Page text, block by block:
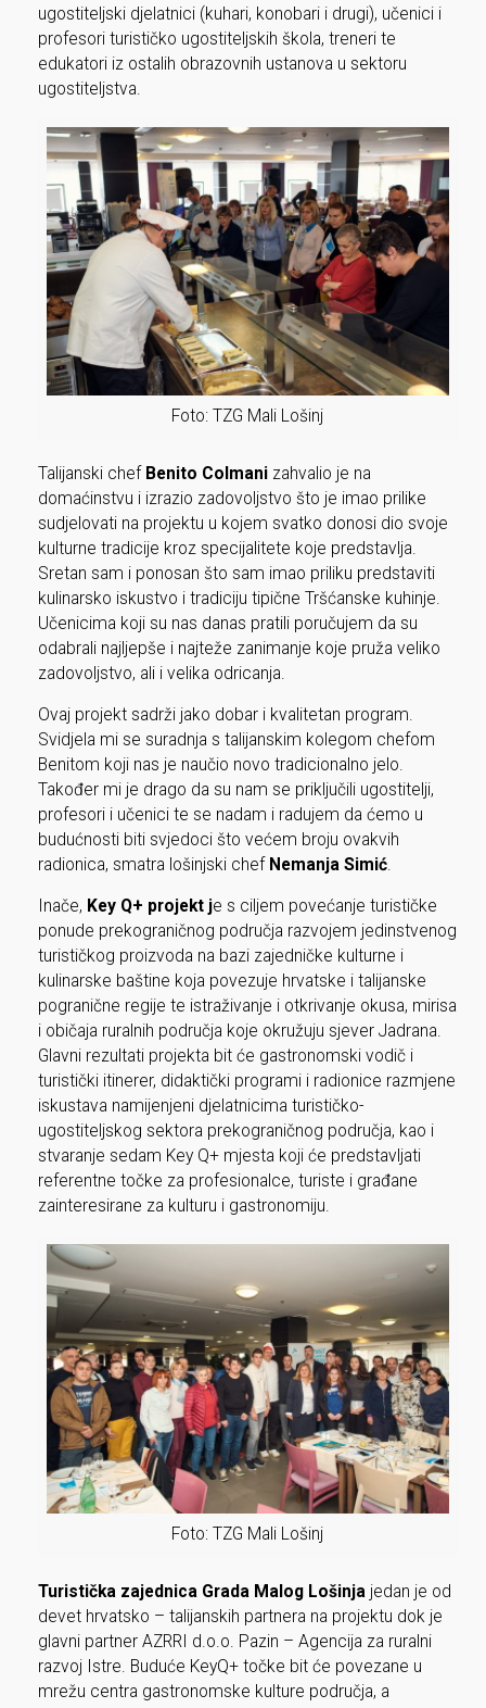
ugostiteljski djelatnici (kuhari, konobari i drugi), učenici i
profesori turističko ugostiteljskih škola, treneri te
edukatori iz ostalih obrazovnih ustanova u sektoru
ugostiteljstva.
Foto: TZG Mali Lošinj
Talijanski chef Benito Colmanizahvalio je na
domaćinstvu i izrazio zadovoljstvo što je imao prilike
sudjelovati na projektu u kojem svatko donosi dio svoje
kulturne tradicije kroz specijalitete koje predstavlja.
Sretan sam i ponosan što sam imao priliku predstaviti
kulinarsko iskustvo i tradiciju tipične Tršćanske kuhinje.
Učenicima koji su nas danas pratili poručujem da su
odabrali najljepše i najteže zanimanje koje pruža veliko
zadovoljstvo, ali i velika odricanja.
Ovaj projekt sadrži jako dobar i kvalitetan program.
Svidjela mi se suradnja s talijanskim kolegom chefom
Benitom koji nas je naučio novo tradicionalno jelo.
Također mi je drago da su nam se priključili ugostitelji,
profesori i učenici te se nadam i radujem da ćemo u
budućnosti biti svjedoci što većem broju ovakvih
radionica, smatra lošinjski chef Nemanja Simić.
Inače, Key Q+ projekt je s ciljem povećanje turističke
ponude prekograničnog područja razvojem jedinstvenog
turističkog proizvoda na bazi zajedničke kulturne i
kulinarske baštine koja povezuje hrvatske i talijanske
pogranične regije te istraživanje i otkrivanje okusa, mirisa
i običaja ruralnih područja koje okružuju sjever Jadrana.
Glavni rezultati projekta bit će gastronomski vodič i
turistički itinerer, didaktički programi i radionice razmjene
iskustava namijenjeni djelatnicima turističko-
ugostiteljskog sektora prekograničnog područja, kao i
stvaranje sedam Key Q+ mjesta koji će predstavljati
referentne točke za profesionalce, turiste i građane
zainteresirane za kulturu i gastronomiju.
Foto: TZG Mali Lošinj
Turistička zajednica Grada Malog Lošinjajedan je od
devet hrvatsko – talijanskih partnera na projektu dok je
glavni partner AZRRI d.o.o. Pazin – Agencija za ruralni
razvoj Istre. Buduće KeyQ+ točke bit će povezane u
mrežu centra gastronomske kulture područja, a